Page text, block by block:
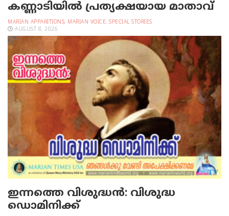
കണ്ണാടിയില്‍ പ്രത്യക്ഷയായ മാതാവ്
MARIAN APPARITIONS, MARIAN VOICE, SPECIAL STORIES
AUGUST 8, 2026
ഇന്നത്തെ വിശുദ്ധന്‍: വിശുദ്ധ
ഡൊമിനിക്ക്